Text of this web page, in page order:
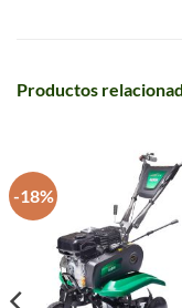
Productos
-18%